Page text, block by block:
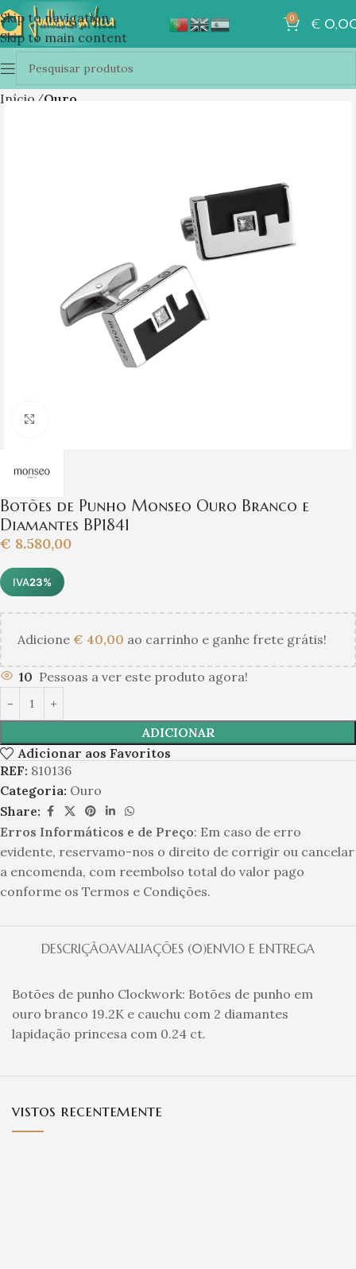
Skip to navigation
Skip to main content
0 €
Início Ouro
Botões de Punho Monseo Ouro Branco e
Diamantes BP1841
€ 8.580,00
IVA23%
Adicione € 40,00 ao carrinho e ganhe frete grátis!
10 Pessoas a ver este produto agora!
ADICIONAR
Adicionar aos Favoritos
REF: 810136
Categoria: Ouro
Share:
Erros Informáticos e de Preço: Em caso de erro
evidente, reservamo-nos o direito de corrigir ou cancelar
a encomenda, com reembolso total do valor pago
conforme os Termos e Condições.
DESCRIÇÃOAVALIAÇÕES (0)ENVIO E ENTREGA
Botões de punho Clockwork: Botões de punho em
ouro branco 19.2K e cauchu com 2 diamantes
lapidação princesa com 0.24 ct.
vistos recentemente